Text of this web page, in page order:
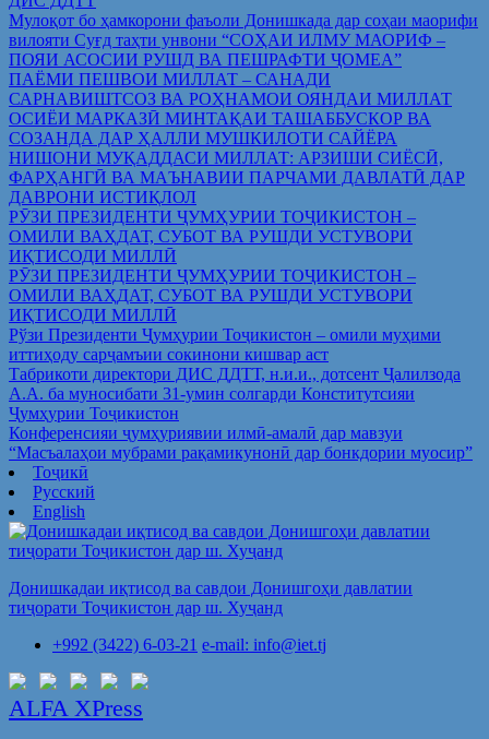
Мулоқот бо ҳамкорони фаъоли Донишкада дар соҳаи маорифи
вилояти Суғд таҳти унвони “СОҲАИ ИЛМУ МАОРИФ –
ПОЯИ АСОСИИ РУШД ВА ПЕШРАФТИ ҶОМЕА”
ПАЁМИ ПЕШВОИ МИЛЛАТ – САНАДИ
САРНАВИШТСОЗ ВА РОҲНАМОИ ОЯНДАИ МИЛЛАТ
ОСИЁИ МАРКАЗӢ МИНТАҚАИ ТАШАББУСКОР ВА
СОЗАНДА ДАР ҲАЛЛИ МУШКИЛОТИ САЙЁРА
НИШОНИ МУҚАДДАСИ МИЛЛАТ: АРЗИШИ СИЁСӢ,
ФАРҲАНГӢ ВА МАЪНАВИИ ПАРЧАМИ ДАВЛАТӢ ДАР
ДАВРОНИ ИСТИҚЛОЛ
РӮЗИ ПРЕЗИДЕНТИ ҶУМҲУРИИ ТОҶИКИСТОН –
ОМИЛИ ВАҲДАТ, СУБОТ ВА РУШДИ УСТУВОРИ
ИҚТИСОДИ МИЛЛӢ
РӮЗИ ПРЕЗИДЕНТИ ҶУМҲУРИИ ТОҶИКИСТОН –
ОМИЛИ ВАҲДАТ, СУБОТ ВА РУШДИ УСТУВОРИ
ИҚТИСОДИ МИЛЛӢ
Рўзи Президенти Ҷумҳурии Тоҷикистон – омили муҳими
иттиҳоду сарҷамъии сокинони кишвар аст
Табрикоти директори ДИС ДДТТ, н.и.и., дотсент Ҷалилзода
А.А. ба муносибати 31-умин солгарди Конститутсияи
Ҷумҳурии Тоҷикистон
Конференсияи ҷумҳуриявии илмӣ-амалӣ дар мавзуи
“Масъалаҳои мубрами рақамикунонӣ дар бонкдории муосир”
Тоҷикӣ
Русский
English
Донишкадаи иқтисод ва савдои Донишгоҳи давлатии
тиҷорати Тоҷикистон дар ш. Хуҷанд
+992 (3422) 6-03-21 e-mail: info@iet.tj
ALFA XPress